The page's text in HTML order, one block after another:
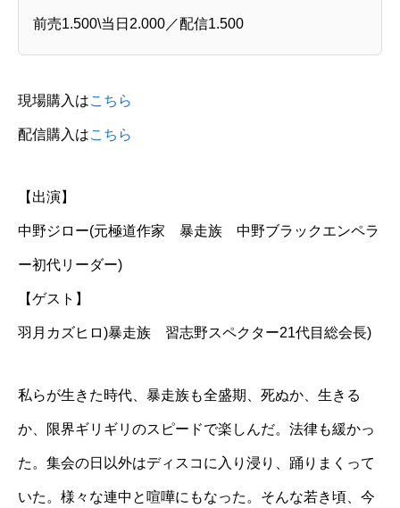
前売1.500\当日2.000／配信1.500
現場購入はこちら
配信購入はこちら
【出演】
中野ジロー(元極道作家 暴走族 中野ブラックエンペラ
ー初代リーダー)
【ゲスト】
羽月カズヒロ)暴走族 習志野スペクター21代目総会長)
私らが生きた時代、暴走族も全盛期、死ぬか、生きる
か、限界ギリギリのスピードで楽しんだ。法律も緩かっ
た。集会の日以外はディスコに入り浸り、踊りまくって
いた。様々な連中と喧嘩にもなった。そんな若き頃、今